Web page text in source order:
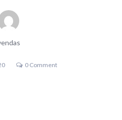
0 Comment